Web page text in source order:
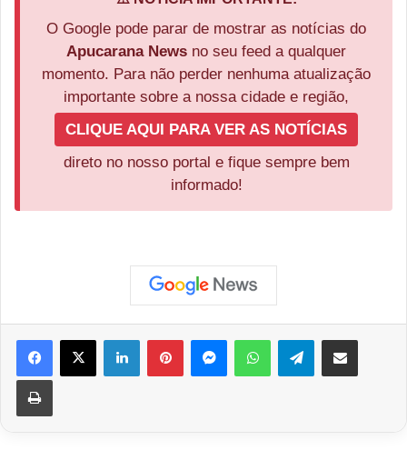
O Google pode parar de mostrar as notícias do
Apucarana News no seu feed a qualquer
momento. Para não perder nenhuma atualização
importante sobre a nossa cidade e região,
CLIQUE AQUI PARA VER AS NOTÍCIAS
direto no nosso portal e fique sempre bem
informado!
Facebook
X LinkedinPinterestMessengerWhatsAppTelegramCompartilhar via e-mail
Imprimir